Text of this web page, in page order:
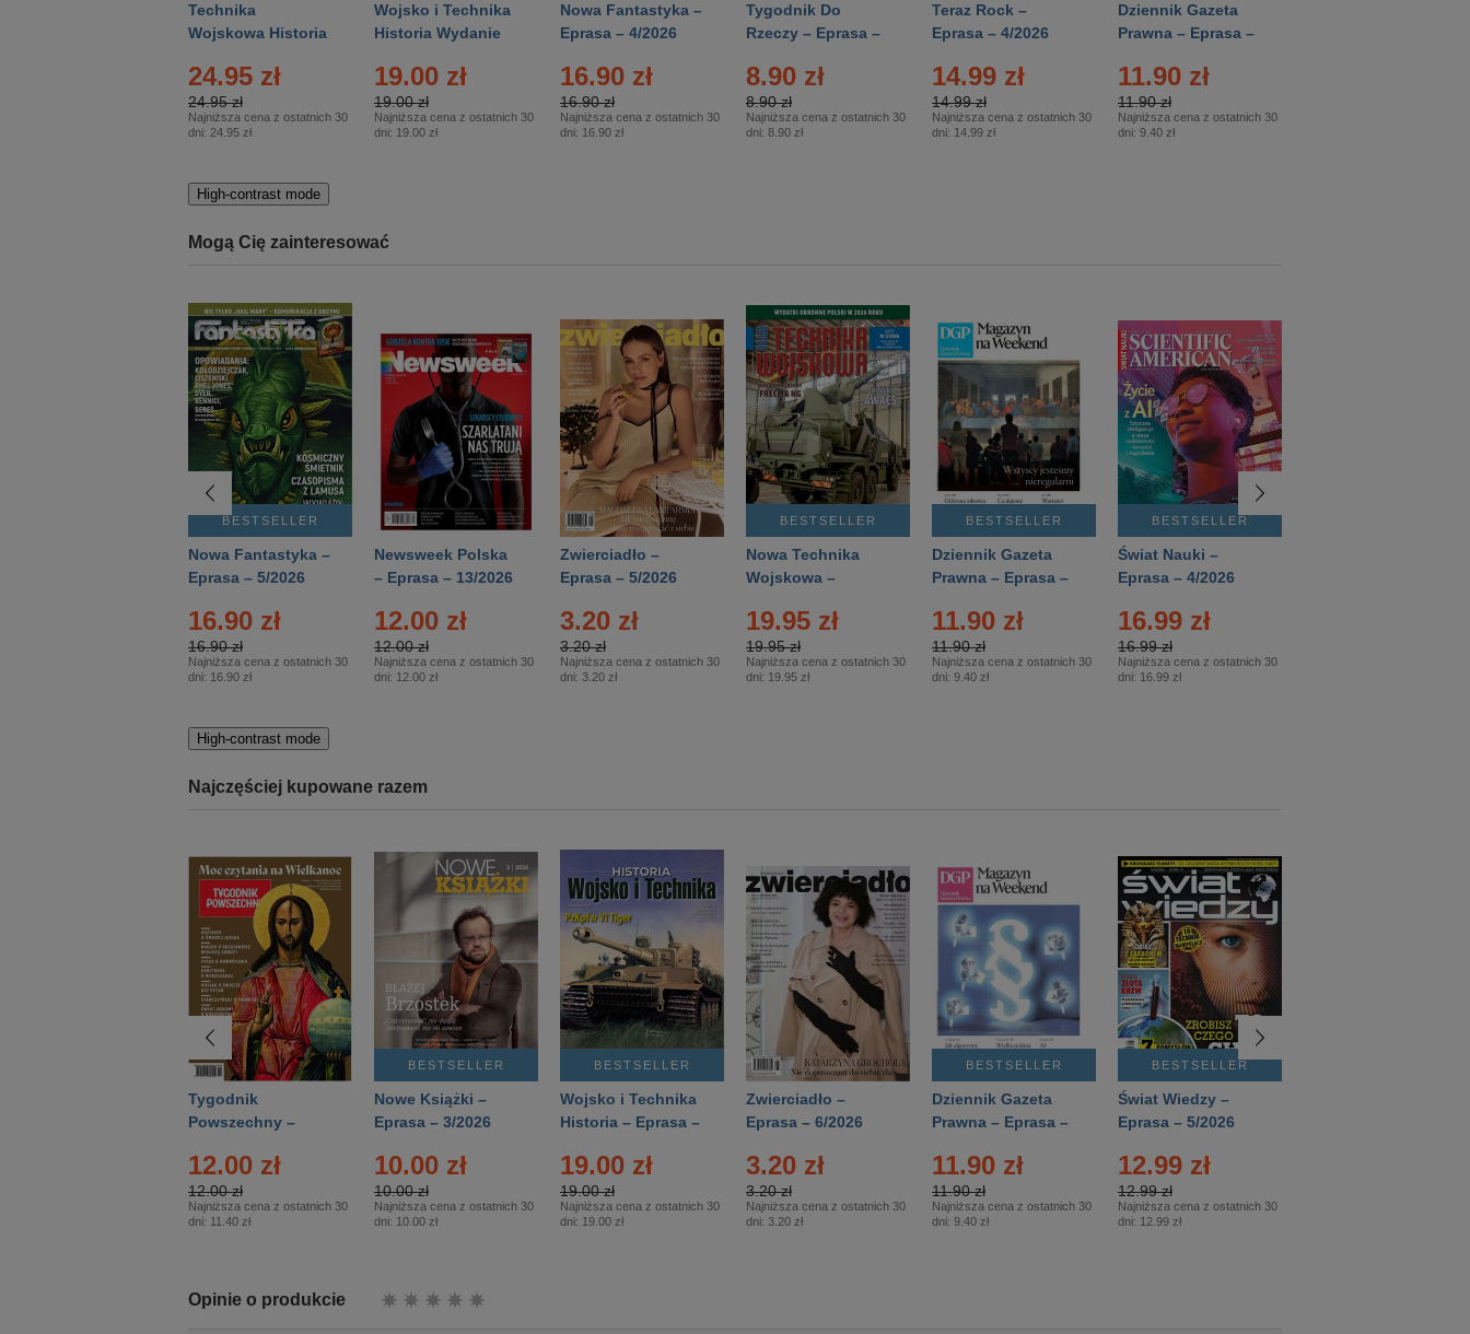
Technika
Wojskowa Historia
24.95 zł
24.95 zł
Najniższa cena z ostatnich 30
dni: 24.95 zł
Wojsko i Technika
Historia Wydanie
– 2/2026
19.00 zł
19.00 zł
Najniższa cena z ostatnich 30
dni: 19.00 zł
Nowa Fantastyka –
Eprasa – 4/2026
16.90 zł
16.90 zł
Najniższa cena z ostatnich 30
dni: 16.90 zł
Tygodnik Do
Rzeczy – Eprasa –
8.90 zł
8.90 zł
Najniższa cena z ostatnich 30
dni: 8.90 zł
Teraz Rock –
Eprasa – 4/2026
14.99 zł
14.99 zł
Najniższa cena z ostatnich 30
dni: 14.99 zł
Dziennik Gazeta
Prawna – Eprasa –
11.90 zł
11.90 zł
Najniższa cena z ostatnich 30
dni: 9.40 zł
High-contrast mode
Mogą Cię zainteresować
BESTSELLER
Nowa Fantastyka –
Eprasa – 5/2026
16.90 zł
16.90 zł
Najniższa cena z ostatnich 30
dni: 16.90 zł
Newsweek Polska
– Eprasa – 13/2026
12.00 zł
12.00 zł
Najniższa cena z ostatnich 30
dni: 12.00 zł
Zwierciadło –
Eprasa – 5/2026
3.20 zł
3.20 zł
Najniższa cena z ostatnich 30
dni: 3.20 zł
BESTSELLER
Nowa Technika
Wojskowa –
19.95 zł
19.95 zł
Najniższa cena z ostatnich 30
dni: 19.95 zł
BESTSELLER
Dziennik Gazeta
Prawna – Eprasa –
11.90 zł
11.90 zł
Najniższa cena z ostatnich 30
dni: 9.40 zł
BESTSELLER
Świat Nauki –
Eprasa – 4/2026
16.99 zł
16.99 zł
Najniższa cena z ostatnich 30
dni: 16.99 zł
High-contrast mode
Najczęściej kupowane razem
Tygodnik
Powszechny –
12.00 zł
12.00 zł
Najniższa cena z ostatnich 30
dni: 11.40 zł
BESTSELLER
Nowe Książki –
Eprasa – 3/2026
10.00 zł
10.00 zł
Najniższa cena z ostatnich 30
dni: 10.00 zł
BESTSELLER
Wojsko i Technika
Historia – Eprasa –
19.00 zł
19.00 zł
Najniższa cena z ostatnich 30
dni: 19.00 zł
Zwierciadło –
Eprasa – 6/2026
3.20 zł
3.20 zł
Najniższa cena z ostatnich 30
dni: 3.20 zł
BESTSELLER
Dziennik Gazeta
Prawna – Eprasa –
11.90 zł
11.90 zł
Najniższa cena z ostatnich 30
dni: 9.40 zł
BESTSELLER
Świat Wiedzy –
Eprasa – 5/2026
12.99 zł
12.99 zł
Najniższa cena z ostatnich 30
dni: 12.99 zł
Opinie o produkcie